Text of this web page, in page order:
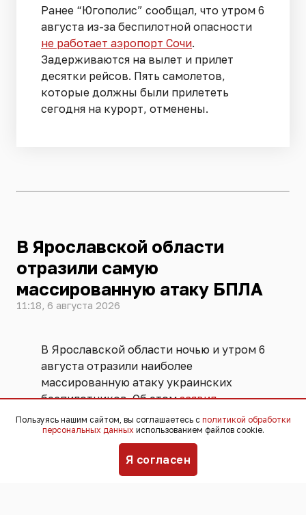
Ранее “Югополис” сообщал, что утром 6
августа из-за беспилотной опасности
не работает аэропорт Сочи.
Задерживаются на вылет и прилет
десятки рейсов. Пять самолетов,
которые должны были прилететь
сегодня на курорт, отменены.
В Ярославской области
отразили самую
массированную атаку БПЛА
11:18, 6 августа 2026
В Ярославской области ночью и утром 6
августа отразили наиболее
массированную атаку украинских
беспилотников. Об этомзаявил
губернатор региона Михаил Евраев. По
его данным, уничтожено92 БПЛА.
Обошлось без погибших и
Пользуясь нашим сайтом, вы соглашаетесь с политикой обработки
персональных данных использованием файлов cookie.
Я согласен